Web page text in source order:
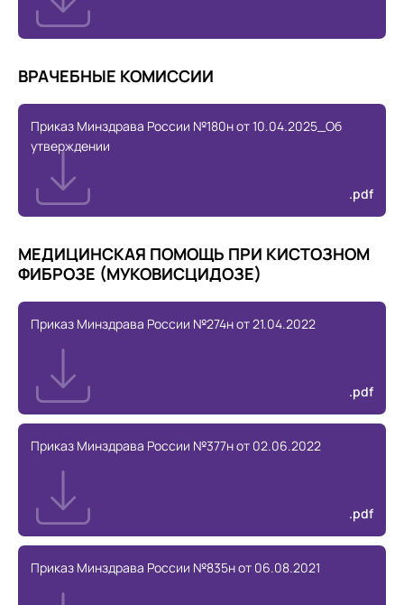
ВРАЧЕБНЫЕ КОМИССИИ
Приказ Минздрава России №180н от 10.04.2025_Об
утверждении
.pdf
МЕДИЦИНСКАЯ ПОМОЩЬ ПРИ КИСТОЗНОМ
ФИБРОЗЕ (МУКОВИСЦИДОЗЕ)
Приказ Минздрава России №274н от 21.04.2022
.pdf
Приказ Минздрава России №377н от 02.06.2022
.pdf
Приказ Минздрава России №835н от 06.08.2021